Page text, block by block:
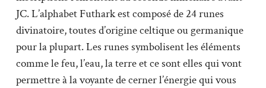
JC. L’alphabet Futhark est composé de 24 runes
divinatoire, toutes d’origine celtique ou germanique
pour la plupart. Les runes symbolisent les éléments
comme le feu, l’eau, la terre et ce sont elles qui vont
permettre à la voyante de cerner l’énergie qui vous